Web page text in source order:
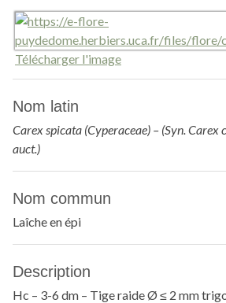
Télécharger l'image
Nom latin
Carex spicata (Cyperaceae) – (Syn. Carex
auct.)
Nom commun
Laîche en épi
Description
Hc – 3-6 dm – Tige raide Ø ≤ 2 mm